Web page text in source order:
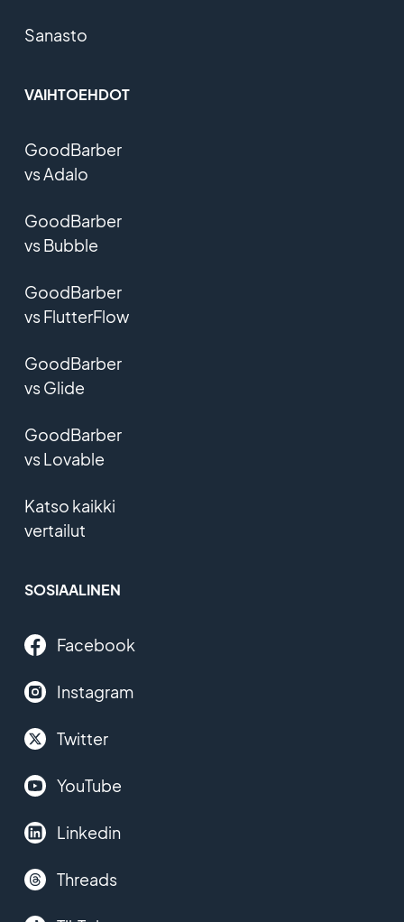
Sanasto
VAIHTOEHDOT
GoodBarber
vs Adalo
GoodBarber
vs Bubble
GoodBarber
vs FlutterFlow
GoodBarber
vs Glide
GoodBarber
vs Lovable
Katso kaikki
vertailut
SOSIAALINEN
Facebook
Instagram
Twitter
YouTube
Linkedin
Threads